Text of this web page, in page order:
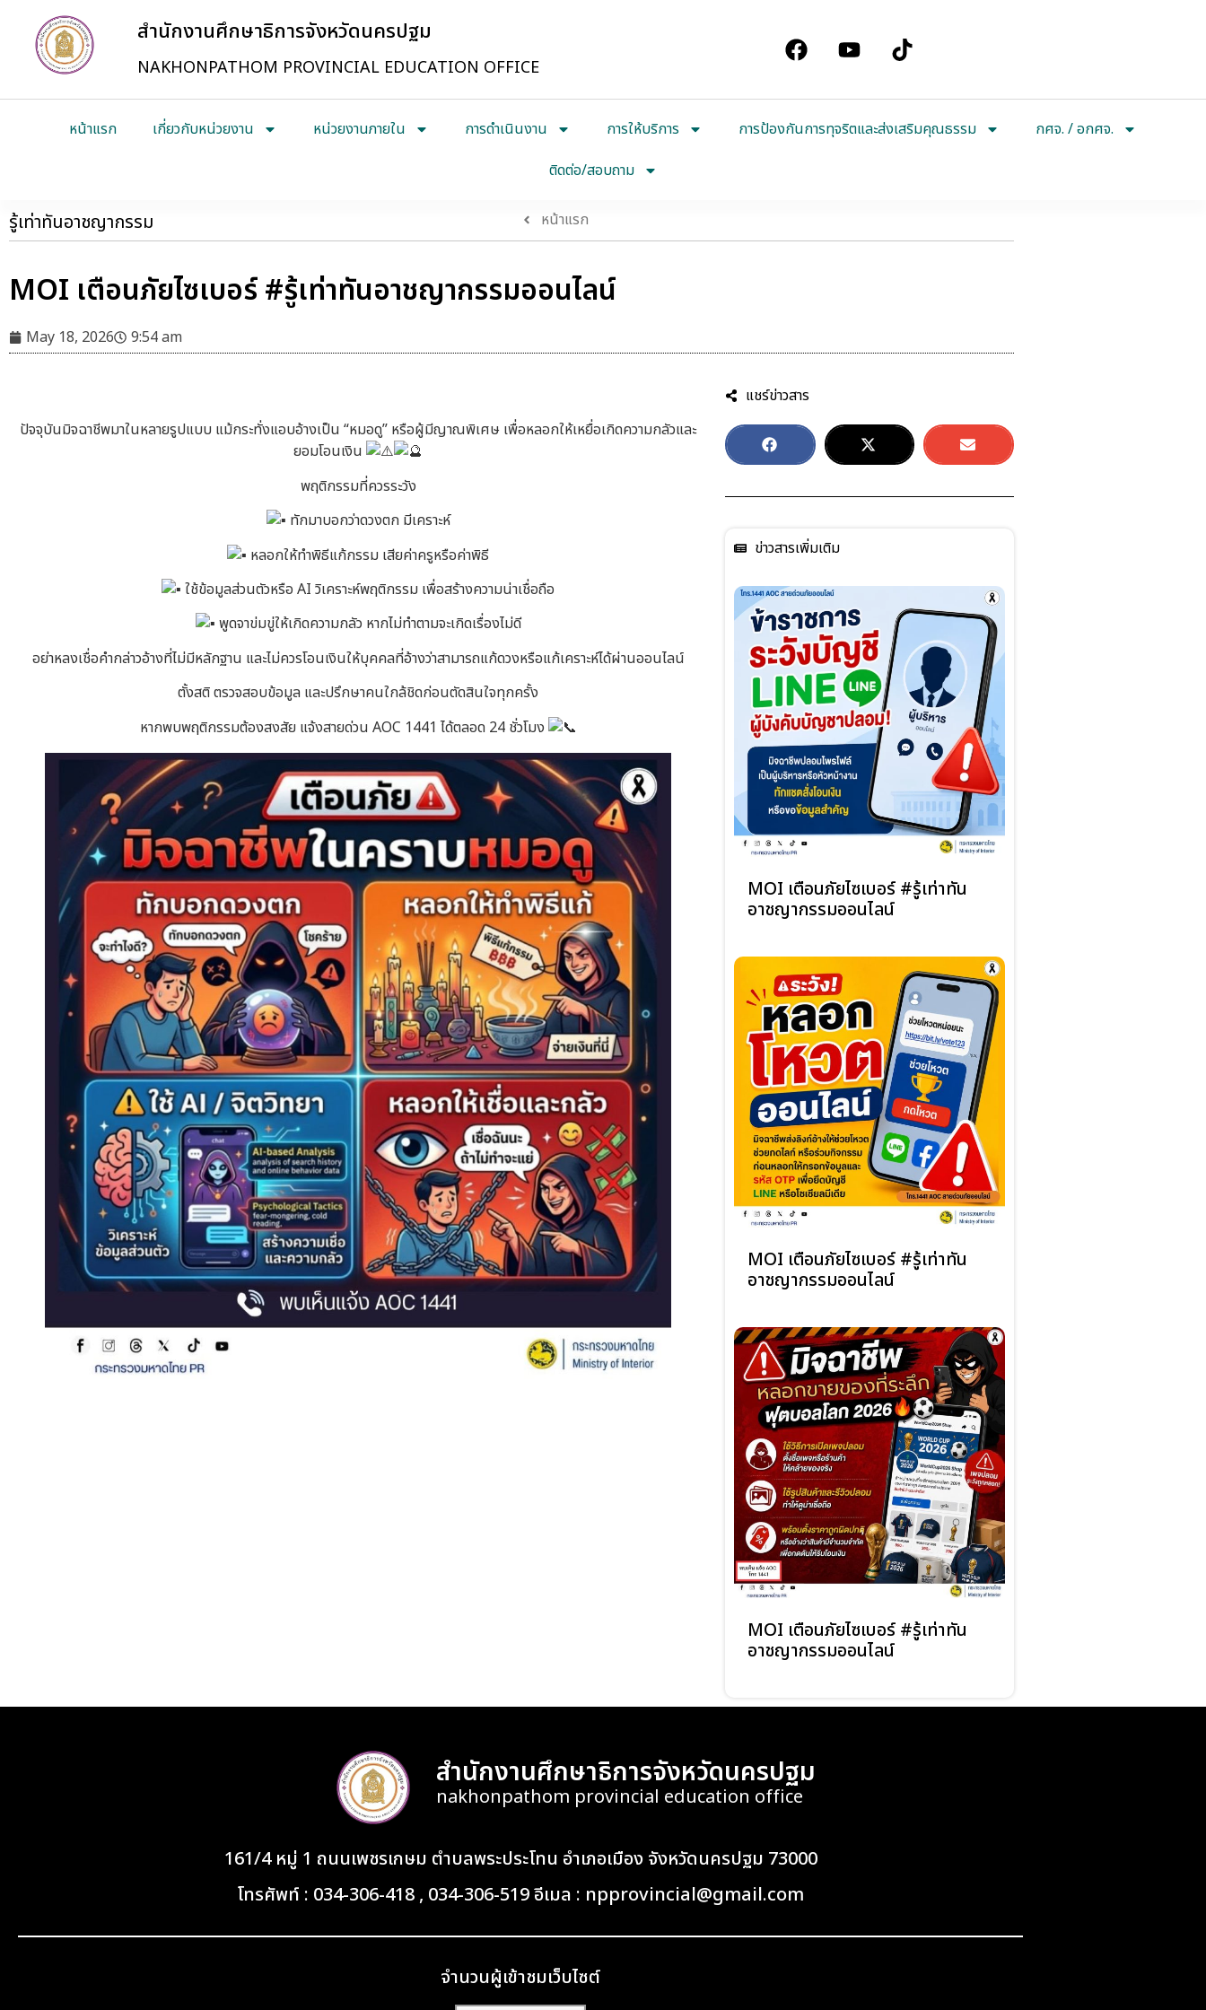
สำนักงานศึกษาธิการจังหวัดนครปฐม
NAKHONPATHOM PROVINCIAL EDUCATION OFFICE
หน้าแรก เกี่ยวกับหน่วยงาน หน่วยงานภายใน การดำเนินงาน การให้บริการ การป้องกันการทุจริตและส่งเสริมคุณธรรม
กศจ. / อกศจ.
ติดต่อ/สอบถาม
รู้เท่าทันอาชญากรรม หน้าแรก
MOI เตือนภัยไซเบอร์ #รู้เท่าทันอาชญากรรมออนไลน์
May 18, 2026 9:54 am
ปัจจุบันมิจฉาชีพมาในหลายรูปแบบ แม้กระทั่งแอบอ้างเป็น “หมอดู” หรือผู้มีญาณพิเศษ เพื่อหลอกให้เหยื่อเกิดความกลัวและ
ยอมโอนเงิน
พฤติกรรมที่ควรระวัง
ทักมาบอกว่าดวงตก มีเคราะห์
หลอกให้ทำพิธีแก้กรรม เสียค่าครูหรือค่าพิธี
ใช้ข้อมูลส่วนตัวหรือ AI วิเคราะห์พฤติกรรม เพื่อสร้างความน่าเชื่อถือ
พูดจาข่มขู่ให้เกิดความกลัว หากไม่ทำตามจะเกิดเรื่องไม่ดี
อย่าหลงเชื่อคำกล่าวอ้างที่ไม่มีหลักฐาน และไม่ควรโอนเงินให้บุคคลที่อ้างว่าสามารถแก้ดวงหรือแก้เคราะห์ได้ผ่านออนไลน์
ตั้งสติ ตรวจสอบข้อมูล และปรึกษาคนใกล้ชิดก่อนตัดสินใจทุกครั้ง
หากพบพฤติกรรมต้องสงสัย แจ้งสายด่วน AOC 1441 ได้ตลอด 24 ชั่วโมง
แชร์ข่าวสาร
ข่าวสารเพิ่มเติม
MOI เตือนภัยไซเบอร์ #รู้เท่าทัน
อาชญากรรมออนไลน์
MOI เตือนภัยไซเบอร์ #รู้เท่าทัน
อาชญากรรมออนไลน์
MOI เตือนภัยไซเบอร์ #รู้เท่าทัน
อาชญากรรมออนไลน์
สำนักงานศึกษาธิการจังหวัดนครปฐม
nakhonpathom provincial education office
161/4 หมู่ 1 ถนนเพชรเกษม ตำบลพระประโทน อำเภอเมือง จังหวัดนครปฐม 73000
โทรศัพท์ : 034-306-418 , 034-306-519 อีเมล : npprovincial@gmail.com
จำนวนผู้เข้าชมเว็บไซต์